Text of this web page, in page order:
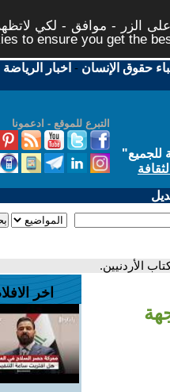
الزر - موافق - لكي
to ensure you get the
حقوق الإنسان - اخبار الرياضة
التبرع للموقع - ادعمونا
للجميع"
الأردنيين.
اخر